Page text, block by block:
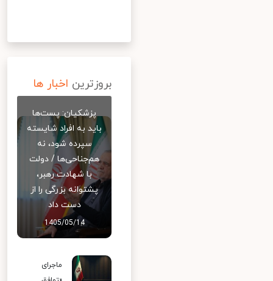
بروزترین اخبار ها
پزشکیان: پست‌ها
باید به افراد شایسته
سپرده شود، نه
هم‌جناحی‌ها / دولت
با شهادت رهبر،
پشتوانه بزرگی را از
دست داد
1405/05/14
ماجرای